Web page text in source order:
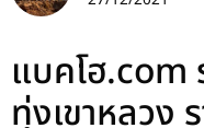
แบคโฮ.com
ทุ่งเขาหลวง